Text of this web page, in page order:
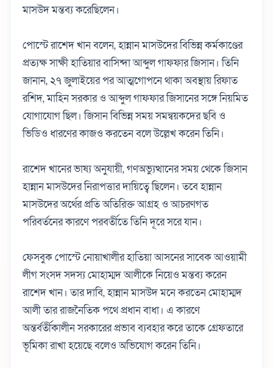
মাসউদ মন্তব্য করেছিলেন।
পোস্টে রাশেদ খান বলেন, হান্নান মাসউদের বিভিন্ন কর্মকাণ্ডের
প্রত্যক্ষ সাক্ষী হাতিয়ার বাসিন্দা আব্দুল গাফফার জিসান। তিনি
জানান, ২৭ জুলাইয়ের পর আত্মগোপনে থাকা অবস্থায় রিফাত
রশিদ, মাহিন সরকার ও আব্দুল গাফফার জিসানের সঙ্গে নিয়মিত
যোগাযোগ ছিল। জিসান বিভিন্ন সময় সমন্বয়কদের ছবি ও
ভিডিও ধারণের কাজও করতেন বলে উল্লেখ করেন তিনি।
রাশেদ খানের ভাষ্য অনুযায়ী, গণঅভ্যুত্থানের সময় থেকে জিসান
হান্নান মাসউদের নিরাপত্তার দায়িত্বে ছিলেন। তবে হান্নান
মাসউদের অর্থের প্রতি অতিরিক্ত আগ্রহ ও আচরণগত
পরিবর্তনের কারণে পরবর্তীতে তিনি দূরে সরে যান।
ফেসবুক পোস্টে নোয়াখালীর হাতিয়া আসনের সাবেক আওয়ামী
লীগ সংসদ সদস্য মোহাম্মদ আলীকে নিয়েও মন্তব্য করেন
রাশেদ খান। তার দাবি, হান্নান মাসউদ মনে করতেন মোহাম্মদ
আলী তার রাজনৈতিক পথে প্রধান বাধা। এ কারণে
অন্তর্বর্তীকালীন সরকারের প্রভাব ব্যবহার করে তাকে গ্রেফতারে
ভূমিকা রাখা হয়েছে বলেও অভিযোগ করেন তিনি।